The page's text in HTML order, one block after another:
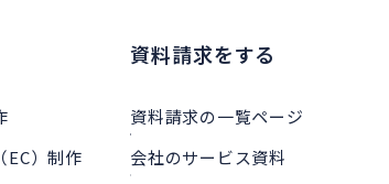
EC）制作
資料請求をする
資料請求の一覧ページ
会社のサービス資料